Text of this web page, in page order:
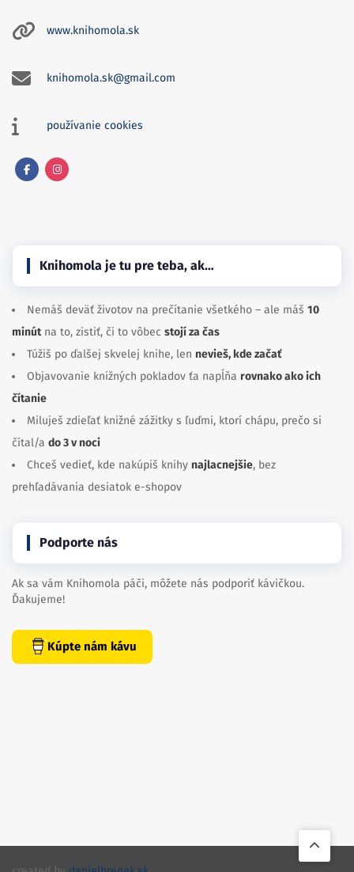
www.knihomola.sk
knihomola.sk@gmail.com
používanie cookies
Knihomola je tu pre teba, ak…
Nemáš deväť životov na prečítanie všetkého – ale máš 10
minútna to, zistiť, či to vôbec stojí za čas
Túžiš po ďalšej skvelej knihe, len nevieš, kde začať
Objavovanie knižných pokladov ťa napĺňa rovnako ako ich
čítanie
Miluješ zdieľať knižné zážitky s ľuďmi, ktorí chápu, prečo si
čítal/a do 3 v noci
Chceš vedieť, kde nakúpiš knihy najlacnejšie, bez
prehľadávania desiatok e-shopov
Podporte nás
Ak sa vám Knihomola páči, môžete nás podporiť kávičkou.
Ďakujeme!
Kúpte nám kávu